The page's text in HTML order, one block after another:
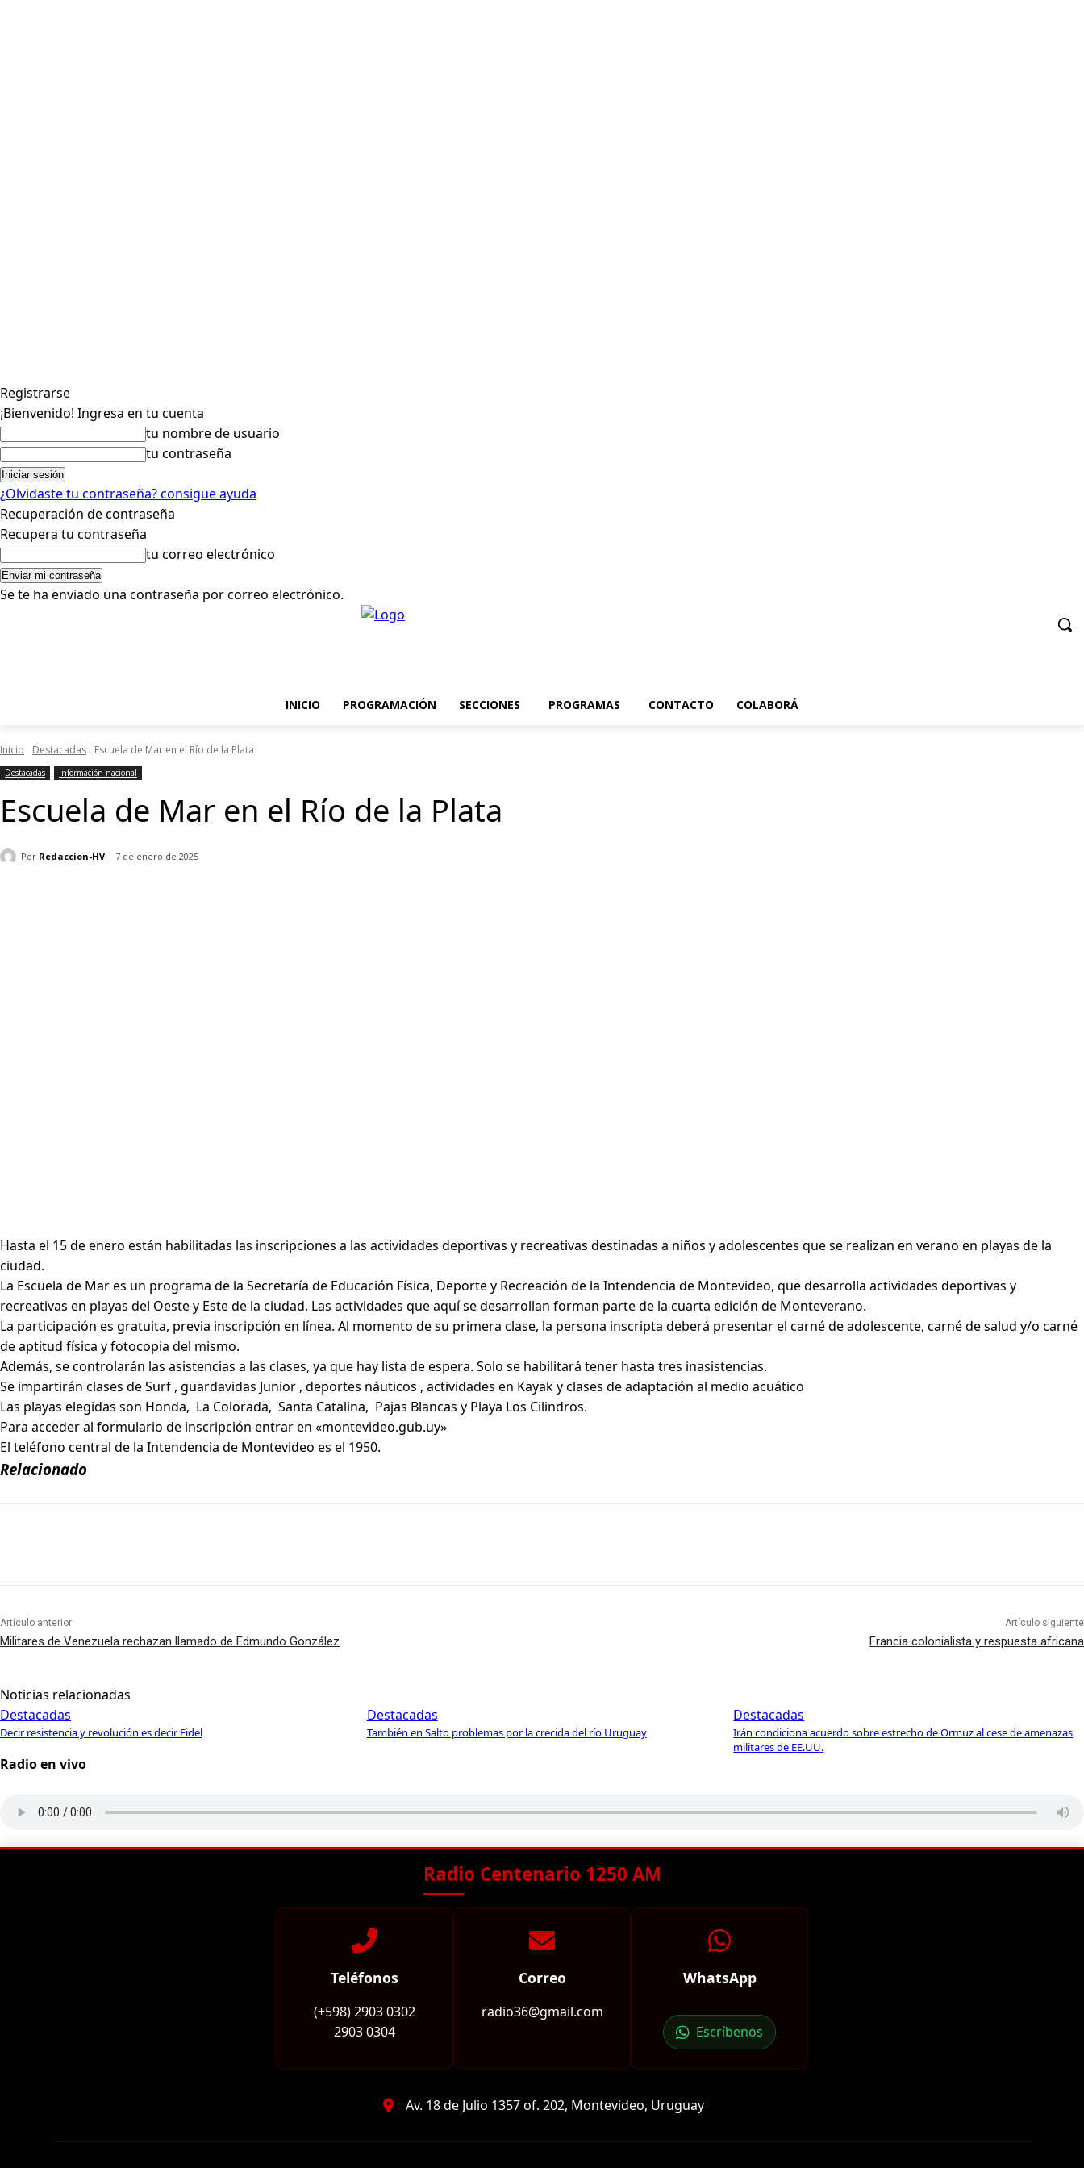
Registrarse
¡Bienvenido! Ingresa en tu cuenta
tu nombre de usuario
tu contraseña
¿Olvidaste tu contraseña? consigue ayuda
Recuperación de contraseña
Recupera tu contraseña
tu correo electrónico
Se te ha enviado una contraseña por correo electrónico.
INICIO PROGRAMACIÓN SECCIONES PROGRAMAS CONTACTO COLABORÁ
Inicio Destacadas Escuela de Mar en el Río de la Plata
Destacadas Información nacional
Escuela de Mar en el Río de la Plata
Por Redaccion-HV 7 de enero de 2025
Hasta el 15 de enero están habilitadas las inscripciones a las actividades deportivas y recreativas destinadas a niños y adolescentes que se realizan en verano en playas de la
ciudad.
La Escuela de Mar es un programa de la Secretaría de Educación Física, Deporte y Recreación de la Intendencia de Montevideo, que desarrolla actividades deportivas y
recreativas en playas del Oeste y Este de la ciudad. Las actividades que aquí se desarrollan forman parte de la cuarta edición de Monteverano.
La participación es gratuita, previa inscripción en línea. Al momento de su primera clase, la persona inscripta deberá presentar el carné de adolescente, carné de salud y/o carné
de aptitud física y fotocopia del mismo.
Además, se controlarán las asistencias a las clases, ya que hay lista de espera. Solo se habilitará tener hasta tres inasistencias.
Se impartirán clases de Surf , guardavidas Junior , deportes náuticos , actividades en Kayak y clases de adaptación al medio acuático
Las playas elegidas son Honda, La Colorada, Santa Catalina, Pajas Blancas y Playa Los Cilindros.
Para acceder al formulario de inscripción entrar en «montevideo.gub.uy»
El teléfono central de la Intendencia de Montevideo es el 1950.
Relacionado
Artículo anterior
Militares de Venezuela rechazan llamado de Edmundo González
Artículo siguiente
Francia colonialista y respuesta africana
Noticias relacionadas
Destacadas
Decir resistencia y revolución es decir Fidel
Destacadas
También en Salto problemas por la crecida del río Uruguay
Destacadas
Irán condiciona acuerdo sobre estrecho de Ormuz al cese de amenazas
militares de EE.UU.
Radio en vivo
Radio Centenario 1250 AM
Teléfonos
(+598) 2903 0302
2903 0304
Correo
radio36@gmail.com
WhatsApp
Escríbenos
Av. 18 de Julio 1357 of. 202, Montevideo, Uruguay